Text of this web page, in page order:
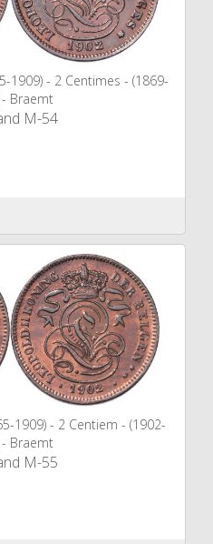
1909) - 2 Centimes - (1869-
- Braemt
M-54
1909) - 2 Centiem - (1902-
- Braemt
M-55